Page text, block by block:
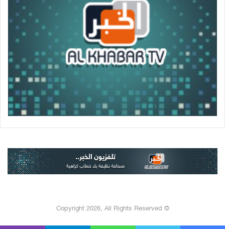
© Copyright 2026, All Rights Reserved